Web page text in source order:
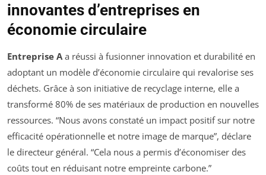
innovantes d’entreprises en
économie circulaire
Entreprise A a réussi à fusionner innovation et durabilité en
adoptant un modèle d’économie circulaire qui revalorise ses
déchets. Grâce à son initiative de recyclage interne, elle a
transformé 80% de ses matériaux de production en nouvelles
ressources. “Nous avons constaté un impact positif sur notre
efficacité opérationnelle et notre image de marque”, déclare
le directeur général. “Cela nous a permis d’économiser des
coûts tout en réduisant notre empreinte carbone.”